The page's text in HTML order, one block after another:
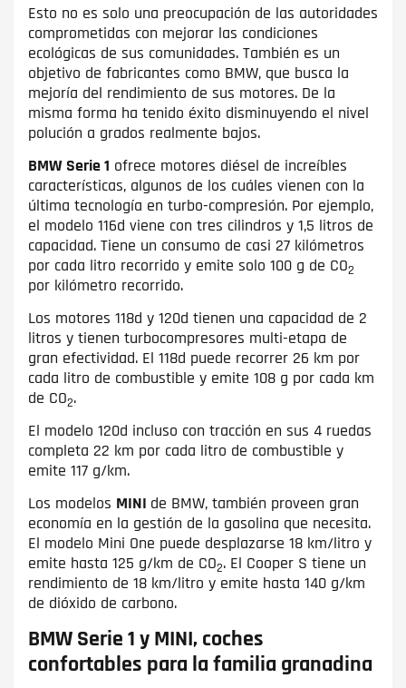
Esto no es solo una preocupación de las autoridades
comprometidas con mejorar las condiciones
ecológicas de sus comunidades. También es un
objetivo de fabricantes como BMW, que busca la
mejoría del rendimiento de sus motores. De la
misma forma ha tenido éxito disminuyendo el nivel
polución a grados realmente bajos.
BMW Serie 1 ofrece motores diésel de increíbles
características, algunos de los cuáles vienen con la
última tecnología en turbo-compresión. Por ejemplo,
el modelo 116d viene con tres cilindros y 1,5 litros de
capacidad. Tiene un consumo de casi 27 kilómetros
por cada litro recorrido y emite solo 100 g de CO2
por kilómetro recorrido.
Los motores 118d y 120d tienen una capacidad de 2
litros y tienen turbocompresores multi-etapa de
gran efectividad. El 118d puede recorrer 26 km por
cada litro de combustible y emite 108 g por cada km
de CO2.
El modelo 120d incluso con tracción en sus 4 ruedas
completa 22 km por cada litro de combustible y
emite 117 g/km.
Los modelos MINI de BMW, también proveen gran
economía en la gestión de la gasolina que necesita.
El modelo Mini One puede desplazarse 18 km/litro y
emite hasta 125 g/km de CO2. El Cooper S tiene un
rendimiento de 18 km/litro y emite hasta 140 g/km
de dióxido de carbono.
BMW Serie 1 y MINI, coches
confortables para la familia granadina